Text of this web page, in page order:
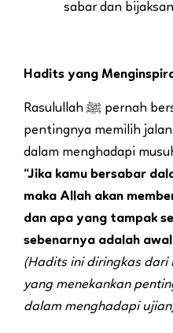
sabar dan
Hadits yang
Rasulullah ﷺ pernah bersabda mengenai
pentingnya memilih
dalam menghadapi
“Jika kamu bersabar
maka Allah akan
dan apa yang tampak
sebenarnya adalah
(Hadits ini diringkas
yang menekankan
dalam menghadapi